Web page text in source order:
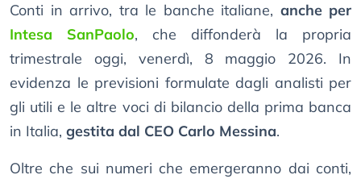
Conti in arrivo, tra le banche italiane, anche per
Intesa SanPaolo, che diffonderà la propria
trimestrale oggi, venerdì, 8 maggio 2026. In
evidenza le previsioni formulate dagli analisti per
gli utili e le altre voci di bilancio della prima banca
in Italia, gestita dal CEO Carlo Messina.
Oltre che sui numeri che emergeranno dai conti,